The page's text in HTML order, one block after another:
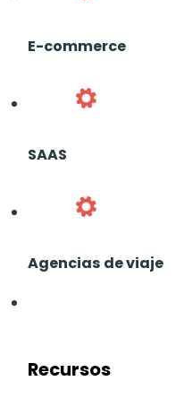
E-commerce
SAAS
Agencias de viaje
Recursos